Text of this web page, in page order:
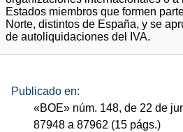
Estados miembros que formen
Norte, distintos de España, y se
de autoliquidaciones del IVA.
Publicado en:
«BOE» núm. 148, de 22 de
87948 a 87962 (15 págs.)